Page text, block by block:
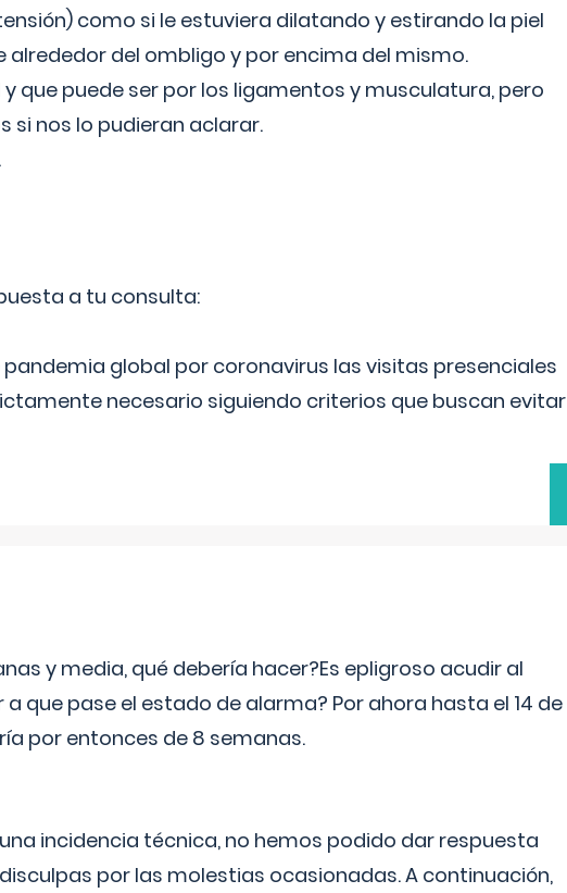
como si le estuviera dilatando y estirando la piel
del ombligo y por encima del mismo.
que puede ser por los ligamentos y musculatura, pero
si nos lo pudieran aclarar.
a tu consulta:
pandemia global por coronavirus las visitas presenciales
necesario siguiendo criterios que buscan evitar
y media, qué debería hacer?Es epligroso acudir al
que pase el estado de alarma? Por ahora hasta el 14 de
por entonces de 8 semanas.
incidencia técnica, no hemos podido dar respuesta
por las molestias ocasionadas. A continuación,